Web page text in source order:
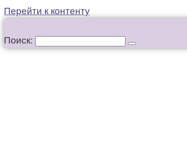
Перейти к контенту
Поиск: